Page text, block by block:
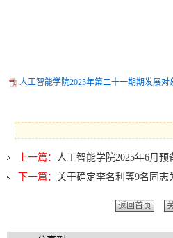
人工智能学院2025年第二十一期期发展对
上一篇：
人工智能学院2025年6月
下一篇： 关于确定李名利等9名同
返回首页